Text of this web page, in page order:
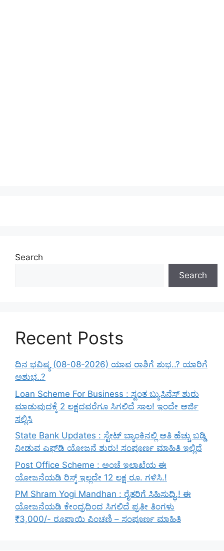
Search
Search
Recent Posts
ದಿನ ಭವಿಷ್ಯ (08-08-2026) ಯಾವ ರಾಶಿಗೆ ಶುಭ..? ಯಾರಿಗೆ
ಅಶುಭ..?
Loan Scheme For Business : ಸ್ವಂತ ಬ್ಯುಸಿನೆಸ್ ಶುರು
ಮಾಡುವುದಕ್ಕೆ 2 ಲಕ್ಷದವರೆಗೂ ಸಿಗಲಿದೆ ಸಾಲ! ಇಂದೇ ಅರ್ಜಿ
ಸಲ್ಲಿಸಿ
State Bank Updates : ಸ್ಟೇಟ್ ಬ್ಯಾಂಕಿನಲ್ಲಿ ಅತಿ ಹೆಚ್ಚು ಬಡ್ಡಿ
ನೀಡುವ ಎಫ್‌ಡಿ ಯೋಜನೆ ಶುರು! ಸಂಪೂರ್ಣ ಮಾಹಿತಿ ಇಲ್ಲಿದೆ
Post Office Scheme : ಅಂಚೆ ಇಲಾಖೆಯ ಈ
ಯೋಜನೆಯಡಿ ರಿಸ್ಕ್‌ ಇಲ್ಲದೇ 12 ಲಕ್ಷ ರೂ. ಗಳಿಸಿ.!
PM Shram Yogi Mandhan : ರೈತರಿಗೆ ಸಿಹಿಸುದ್ಧಿ.! ಈ
ಯೋಜನೆಯಡಿ ಕೇಂದ್ರದಿಂದ ಸಿಗಲಿದೆ ಪ್ರತೀ ತಿಂಗಳು
₹3,000/- ರೂಪಾಯಿ ಪಿಂಚಣಿ – ಸಂಪೂರ್ಣ ಮಾಹಿತಿ